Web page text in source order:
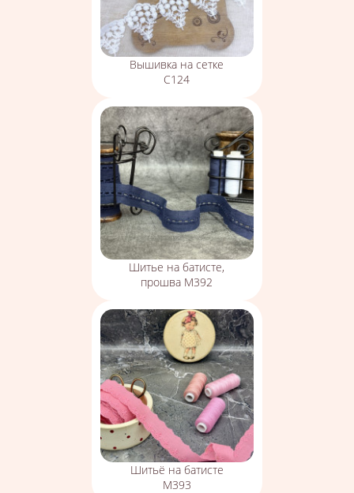
Вышивка на сетке
С124
Шитье на батисте,
прошва М392
Шитьё на батисте
М393